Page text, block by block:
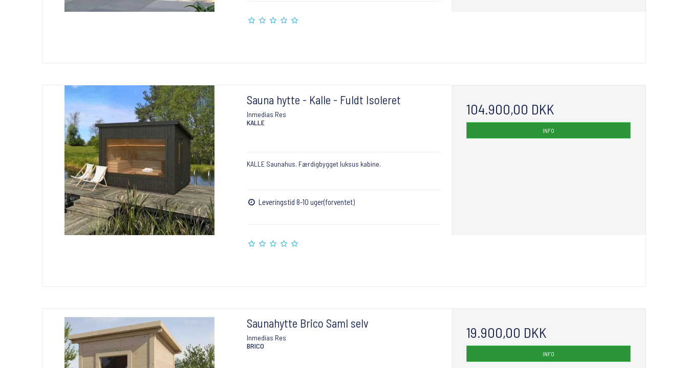
Sauna hytte - Kalle - Fuldt Isoleret
Inmedias Res
KALLE
KALLE Saunahus. Færdigbygget luksus kabine.
Leveringstid 8-10 uger(forventet)
104.900,00 DKK
INFO
Saunahytte Brico Saml selv
Inmedias Res
BRICO
19.900,00 DKK
INFO